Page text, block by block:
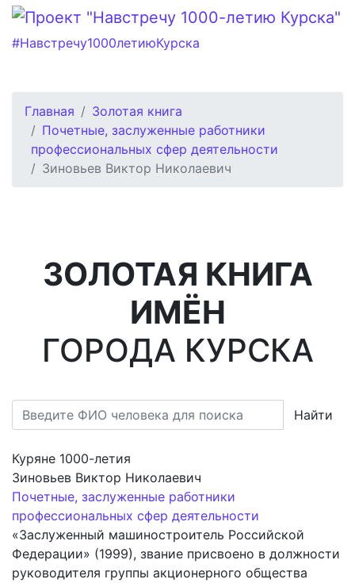
#Навстречу1000летиюКурска
Главная
Золотая книга
Почетные, заслуженные работники
профессиональных сфер деятельности
Зиновьев Виктор Николаевич
ЗОЛОТАЯ КНИГА
ИМЁН
ГОРОДА КУРСКА
Найти
Куряне 1000-летия
Зиновьев Виктор Николаевич
Почетные, заслуженные работники
профессиональных сфер деятельности
«Заслуженный машиностроитель Российской
Федерации» (1999), звание присвоено в должности
руководителя группы акционерного общества